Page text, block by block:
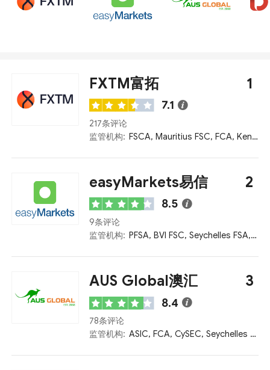
FXTM富拓 1
7.1
217条评论
监管机构:
FSCA, Mauritius FSC, FCA, Kenya CMA
easyMarkets易信 2
8.5
9条评论
监管机构:
PFSA, BVI FSC, Seychelles FSA, ASIC, CySEC
AUS Global澳汇 3
8.4
78条评论
监管机构:
ASIC, FCA, CySEC, Seychelles FSA, SFC